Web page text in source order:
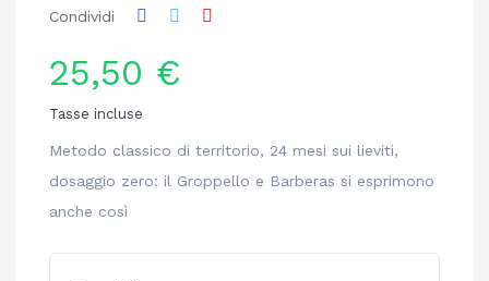
Condividi
25,50 €
Tasse incluse
Metodo classico di territorio, 24 mesi sui lieviti,
dosaggio zero: il Groppello e Barberas si esprimono
anche così